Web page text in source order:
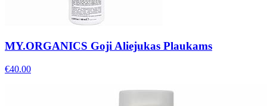
MY.ORGANICS Goji Aliejukas Plaukams
€40.00